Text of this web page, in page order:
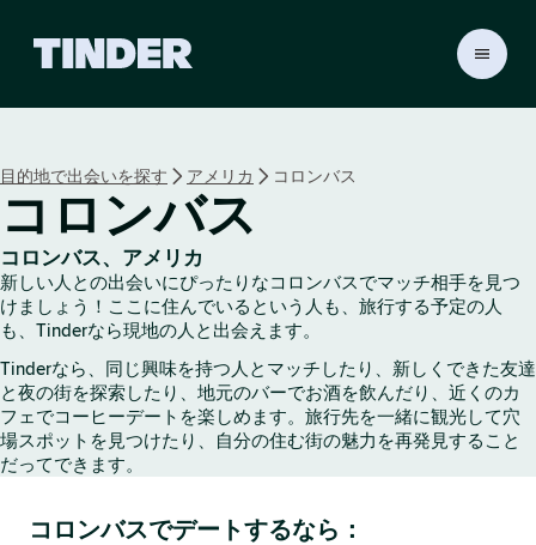
r
ホ
ー
ム
ペ
ー
ジ
目的地で出会いを探す アメリカ コロンバス
コロンバス
コロンバス、アメリカ
新しい人との出会いにぴったりなコロンバスでマッチ相手を見つ
けましょう！ここに住んでいるという人も、旅行する予定の人
も、Tinderなら現地の人と出会えます。
Tinderなら、同じ興味を持つ人とマッチしたり、新しくできた友達
と夜の街を探索したり、地元のバーでお酒を飲んだり、近くのカ
フェでコーヒーデートを楽しめます。旅行先を一緒に観光して穴
場スポットを見つけたり、自分の住む街の魅力を再発見すること
だってできます。
コロンバスでデートするなら：